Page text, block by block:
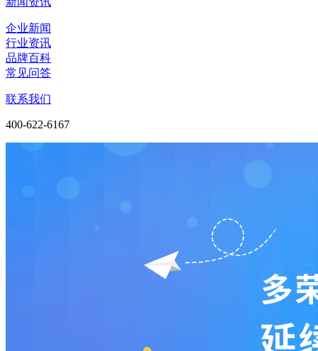
企业新闻
行业资讯
品牌百科
常见问答
联系我们
400-622-6167